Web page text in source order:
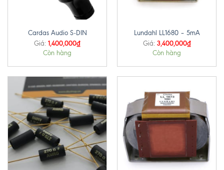
Cardas Audio S-DIN
Giá: 1,400,000₫
Còn hàng
Lundahl LL1680 – 5mA
Giá: 3,400,000₫
Còn hàng